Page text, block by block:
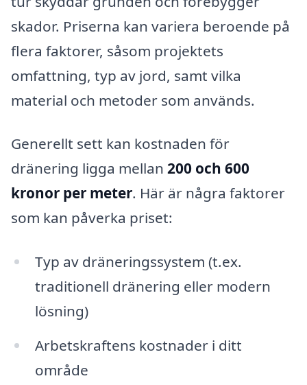
skador. Priserna kan variera beroende på
flera faktorer, såsom projektets
omfattning, typ av jord, samt vilka
material och metoder som används.
Generellt sett kan kostnaden för
dränering ligga mellan 200 och 600
kronor per meter. Här är några faktorer
som kan påverka priset:
Typ av dräneringssystem (t.ex.
traditionell dränering eller modern
lösning)
Arbetskraftens kostnader i ditt
område